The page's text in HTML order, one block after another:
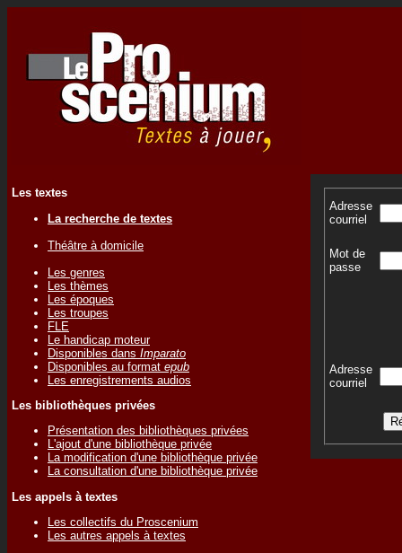
Les textes
La recherche de textes
Théâtre à domicile
Les genres
Les thèmes
Les époques
Les troupes
FLE
Le handicap moteur
Disponibles dans Imparato
Disponibles au format epub
Les enregistrements audios
Les bibliothèques privées
Présentation des bibliothèques privées
L'ajout d'une bibliothèque privée
La modification d'une bibliothèque privée
La consultation d'une bibliothèque privée
Les appels à textes
Les collectifs du Proscenium
Les autres appels à textes
Adresse
courriel
Mot de
passe
Adresse
courriel